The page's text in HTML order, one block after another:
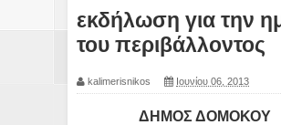
εκδήλωση για την
του περιβάλλοντος
kalimerisnikos Ιουνίου 06, 2013
ΔΗΜΟΣ ΔΟΜΟΚΟΥ